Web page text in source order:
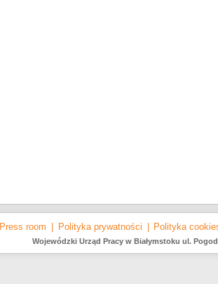
Press room Polityka prywatności Polityka
Wojewódzki Urząd Pracy w Białymstoku ul.